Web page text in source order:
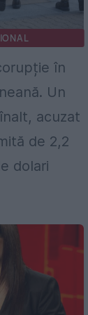
în
Un
acuzat
de 2,2
dolari